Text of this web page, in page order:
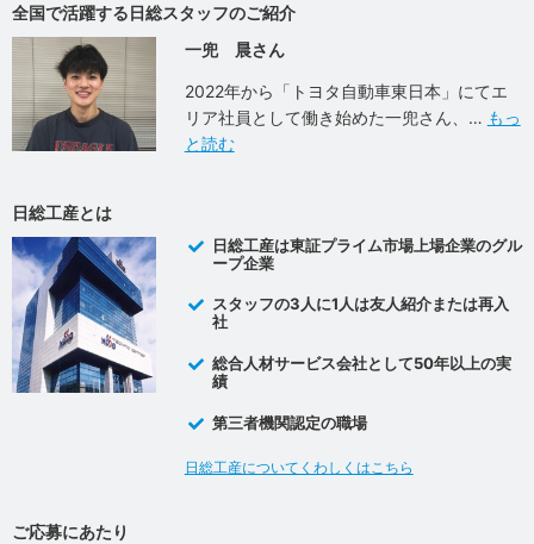
全国で活躍する日総スタッフのご紹介
一兜 晨さん
2022年から「トヨタ自動車東日本」にてエ
リア社員として働き始めた一兜さん、
もっ
と読む
日総工産とは
日総工産は東証プライム市場上場企業のグル
ープ企業
スタッフの3人に1人は友人紹介または再入
社
総合人材サービス会社として50年以上の実
績
第三者機関認定の職場
日総工産についてくわしくはこちら
ご応募にあたり